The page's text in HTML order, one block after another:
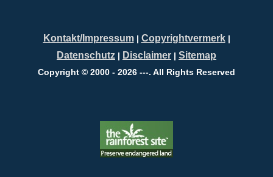
Kontakt/Impressum| Copyrightvermerk|
Datenschutz | Disclaimer | Sitemap
Copyright © 2000 - 2026 ---. All Rights Reserved